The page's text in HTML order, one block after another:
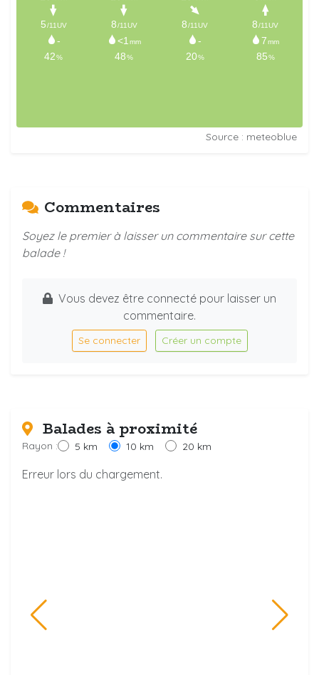
Source : meteoblue
Commentaires
Soyez le premier à laisser un commentaire sur cette
balade !
Vous devez être connecté pour laisser un
commentaire.
Se connecter Créer un compte
Balades à proximité
Rayon : 5 km 10 km 20 km
Erreur lors du chargement.